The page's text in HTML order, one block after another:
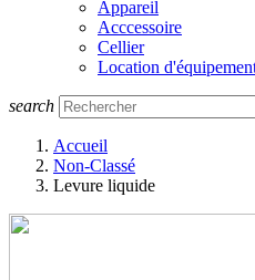
Appareil
Acccessoire
Cellier
Location
search
Accueil
Non-Classé
Levure liquide